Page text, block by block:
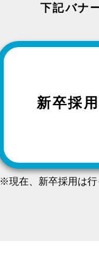
下記バナ
新卒採
※現在、新卒採用は行